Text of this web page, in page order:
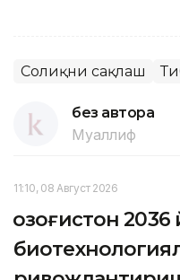
Соғлиқни сақлаш
без автора
Муаллиф
11:10, 08 Август 2026
Қозоғистон